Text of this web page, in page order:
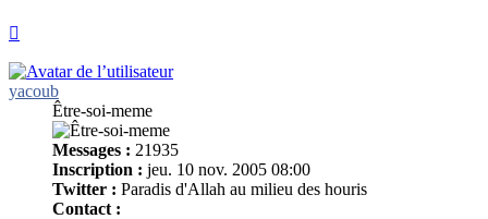
yacoub
Être-soi-meme
Messages : 21935
Inscription : jeu. 10 nov. 2005 08:00
Twitter : Paradis d'Allah au milieu des houris
Contact :